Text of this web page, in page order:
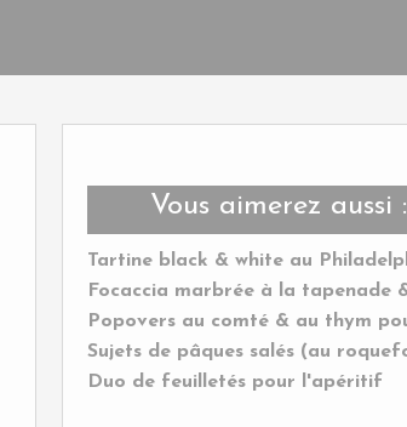
Vous aimerez aussi :
Duo de feuilletés pour l'apéritif